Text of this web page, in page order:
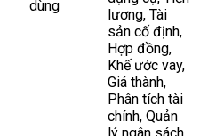
dùng
lương, Tài
sản cố định,
Hợp đồng,
Khế ước vay,
Giá thành,
Phân tích tài
chính, Quản